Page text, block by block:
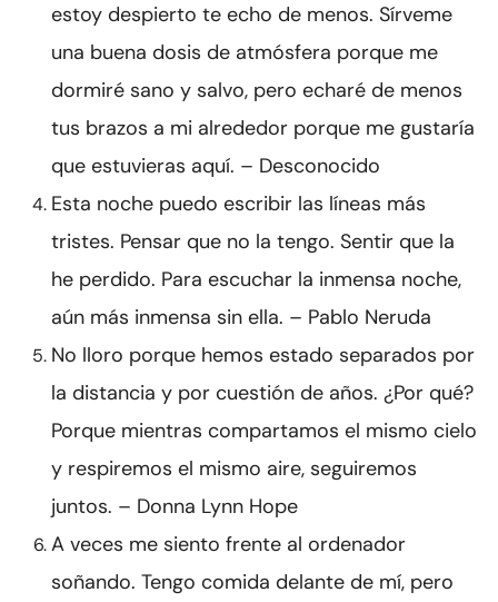
estoy despierto te echo de menos. Sírveme
una buena dosis de atmósfera porque me
dormiré sano y salvo, pero echaré de menos
tus brazos a mi alrededor porque me gustaría
que estuvieras aquí. – Desconocido
Esta noche puedo escribir las líneas más
tristes. Pensar que no la tengo. Sentir que la
he perdido. Para escuchar la inmensa noche,
aún más inmensa sin ella. – Pablo Neruda
No lloro porque hemos estado separados por
la distancia y por cuestión de años. ¿Por qué?
Porque mientras compartamos el mismo cielo
y respiremos el mismo aire, seguiremos
juntos. – Donna Lynn Hope
A veces me siento frente al ordenador
soñando. Tengo comida delante de mí, pero